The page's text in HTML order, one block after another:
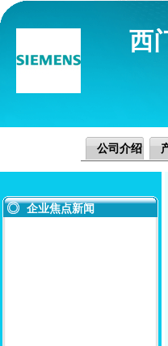
西
公司介绍
企业焦点新闻